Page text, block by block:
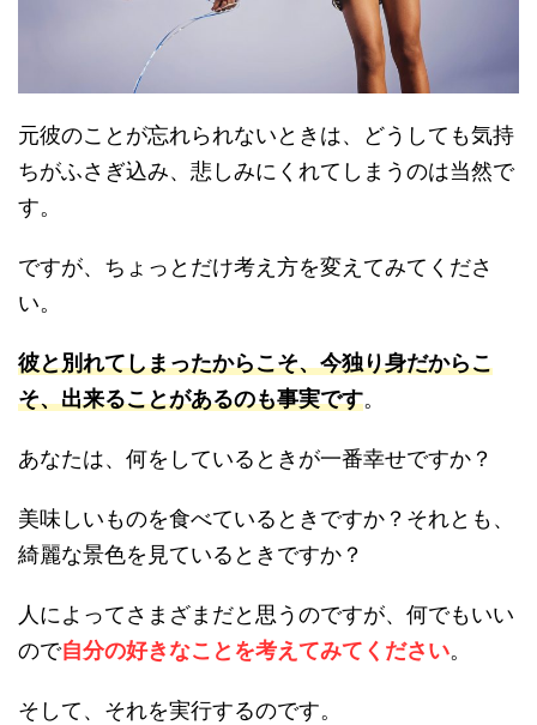
元彼のことが忘れられないときは、どうしても気持
ちがふさぎ込み、悲しみにくれてしまうのは当然で
す。
ですが、ちょっとだけ考え方を変えてみてくださ
い。
彼と別れてしまったからこそ、今独り身だからこ
そ、出来ることがあるのも事実です。
あなたは、何をしているときが一番幸せですか？
美味しいものを食べているときですか？それとも、
綺麗な景色を見ているときですか？
人によってさまざまだと思うのですが、何でもいい
ので自分の好きなことを考えてみてください。
そして、それを実行するのです。